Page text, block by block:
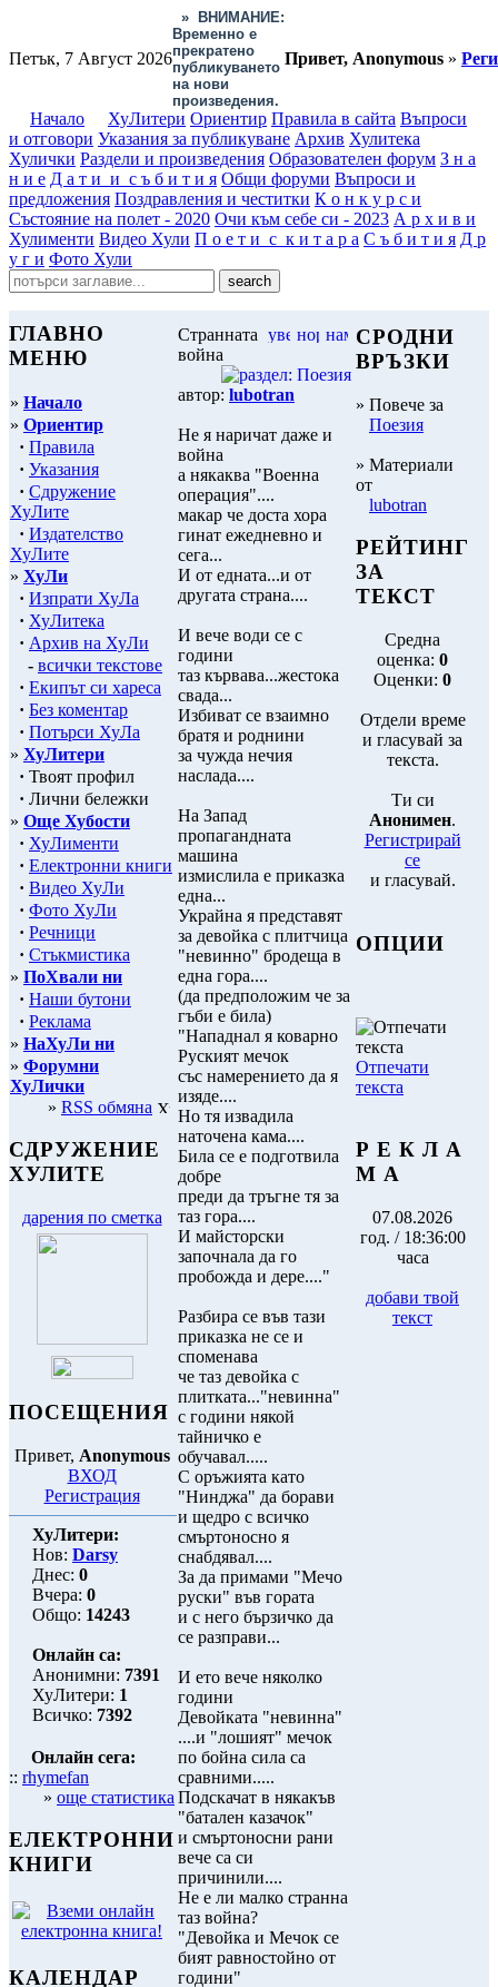
Петък, 7 Август 2026
»
ВНИМАНИЕ:
Временно е
прекратено
публикуването
на нови
произведения.
Привет, Anonymous »
Начало ХуЛитери Ориентир Правила в сайта Въпроси
и отговори Указания за публикуване Архив Хулитека
Хулички Раздели и произведения Образователен форум З н а
н и е Д а т и и с ъ б и т и я Общи форуми Въпроси и
предложения Поздравления и честитки К о н к у р с и
Състояние на полет - 2020 Очи към себе си - 2023 А р х и в и
Хулименти Видео Хули П о е т и с к и т а р а С ъ б и т и я Д р
у г и Фото Хули
ГЛАВНО
МЕНЮ
» Начало
» Ориентир
· Правила
· Указания
· Сдружение
ХуЛите
· Издателство
ХуЛите
» ХуЛи
· Изпрати ХуЛа
· ХуЛитека
· Архив на ХуЛи
- всички текстове
· Екипът си хареса
· Без коментар
· Потърси ХуЛа
» ХуЛитери
· Твоят профил
· Лични бележки
» Още Хубости
· ХуЛименти
· Електронни книги
· Видео ХуЛи
· Фото ХуЛи
· Речници
· Стъкмистика
» ПоХвали ни
· Наши бутони
· Реклама
» НаХуЛи ни
» Форумни
ХуЛички
» RSS обмяна
СДРУЖЕНИЕ
ХУЛИТЕ
дарения по сметка
ПОСЕЩЕНИЯ
Привет, Anonymous
ВХОД
Регистрация
ХуЛитери:
Нов: Darsy
Днес: 0
Вчера: 0
Общо: 14243
Онлайн са:
Анонимни: 7391
ХуЛитери: 1
Всичко: 7392
Онлайн сега:
:: rhymefan
» още статистика
ЕЛЕКТРОННИ
КНИГИ
КАЛЕНДАР
Странната
война
автор: lubotran
Не я наричат даже и
война
а някаква "Военна
операция"....
макар че доста хора
гинат ежедневно и
сега...
И от едната...и от
другата страна....
И вече води се с
години
таз кървава...жестока
свада...
Избиват се взаимно
братя и роднини
за чужда нечия
наслада....
На Запад
пропагандната
машина
измислила е приказка
една...
Украйна я представят
за девойка с плитчица
"невинно" бродеща в
една гора....
(да предположим че за
гъби е била)
"Нападнал я коварно
Руският мечок
със намерението да я
изяде....
Но тя извадила
наточена кама....
Била се е подготвила
добре
преди да тръгне тя за
таз гора....
И майсторски
започнала да го
пробожда и дере...."
Разбира се във тази
приказка не се и
споменава
че таз девойка с
плитката..."невинна"
с години някой
тайничко е
обучавал.....
С оръжията като
"Нинджа" да борави
и щедро с всичко
смъртоносно я
снабдявал....
За да примами "Мечо
руски" във гората
и с него бързичко да
се разправи...
И ето вече няколко
години
Девойката "невинна"
....и "лошият" мечок
по бойна сила са
сравними.....
Подскачат в някакъв
"батален казачок"
и смъртоносни рани
вече са си
причинили....
Не е ли малко странна
таз война?
"Девойка и Мечок се
бият равностойно от
години"
СРОДНИ
ВРЪЗКИ
» Повече за
Поезия
» Материали
от
lubotran
РЕЙТИНГ
ЗА
ТЕКСТ
Средна
оценка: 0
Оценки: 0
Отдели време
и гласувай за
текста.
Ти си
Анонимен.
Регистрирай
се
и гласувай.
ОПЦИИ
Отпечати
текста
Р Е К Л А
М А
07.08.2026
год. / 18:36:00
часа
добави твой
текст